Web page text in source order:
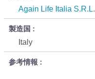
Again Life Italia S.R.L.
製造国
Italy
参考情報